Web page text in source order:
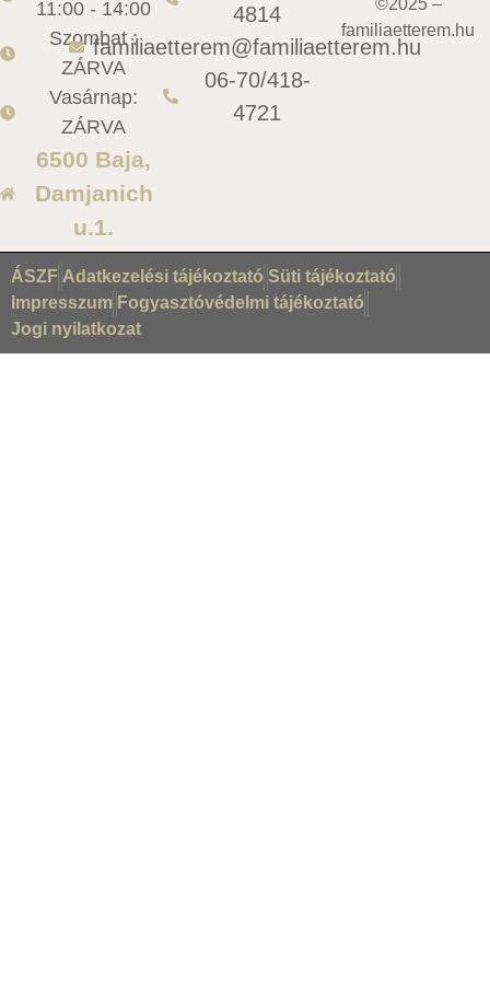
11:00 - 14:00
Szombat :
ZÁRVA
Vasárnap:
ZÁRVA
6500 Baja,
Damjanich
u.1.
4814
familiaetterem@familiaetterem.hu
06-70/418-
4721
©2025 –
familiaetterem.hu
ÁSZF Adatkezelési tájékoztató Süti tájékoztató
Impresszum Fogyasztóvédelmi tájékoztató
Jogi nyilatkozat